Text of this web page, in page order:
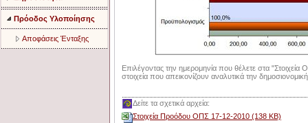
Πρόοδος Υλοποίησης
Αποφάσεις Ένταξης
Επιλέγοντας την ημερομηνία που θέλετε στα
στοιχεία που απεικονίζουν αναλυτικά την
Δείτε τα σχετικά αρχεία:
Στοιχεία Προόδου ΟΠΣ 17-12-2010 (138 ΚΒ)